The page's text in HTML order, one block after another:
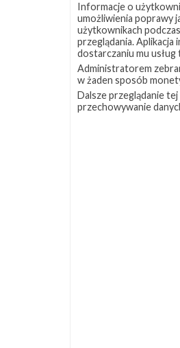
Informacje o
umożliwienia poprawy
użytkownikach
przeglądania.
dostarczaniu mu usług
Administratorem
w żaden sposób
Dalsze przeglądanie
przechowywanie